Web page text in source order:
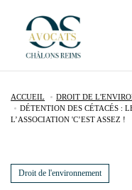
ACCUEIL
DROIT DE
DÉTENTION DES CÉTACÉS :
L’ASSOCIATION 'C’EST ASSEZ !
Droit de l'environnement